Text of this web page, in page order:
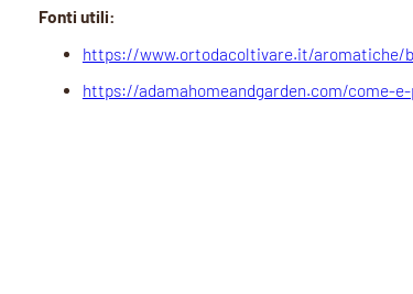
Fonti utili:
https://www.ortodacoltivare.it/aromatiche/
https://adamahomeandgarden.com/come-